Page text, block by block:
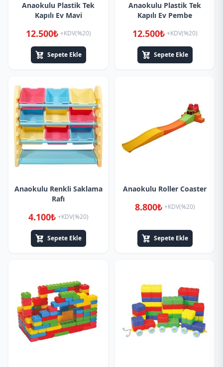
Anaokulu Plastik Tek
Kapılı Ev Mavi
12.500₺ +KDV(%20)
Sepete Ekle
Anaokulu Plastik Tek
Kapılı Ev Pembe
12.500₺ +KDV(%20)
Sepete Ekle
Anaokulu Renkli Saklama
Rafı
4.100₺ +KDV(%20)
Sepete Ekle
Anaokulu Roller Coaster
8.800₺ +KDV(%20)
Sepete Ekle